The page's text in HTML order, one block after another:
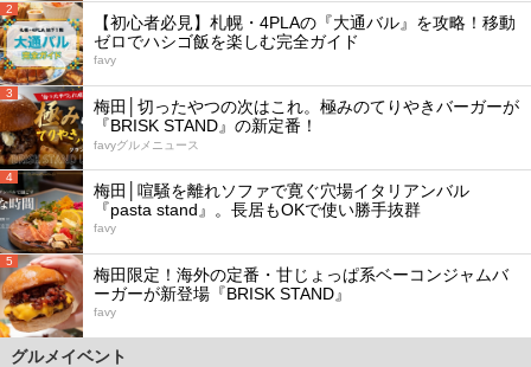
2
【初心者必見】札幌・4PLAの『大通バル』を攻略！移動
ゼロでハシゴ飯を楽しむ完全ガイド
favy
3
梅田│切ったやつの次はこれ。極みのてりやきバーガーが
『BRISK STAND』の新定番！
favyグルメニュース
4
梅田│喧騒を離れソファで寛ぐ穴場イタリアンバル
『pasta stand』。長居もOKで使い勝手抜群
favy
5
梅田限定！海外の定番・甘じょっぱ系ベーコンジャムバ
ーガーが新登場『BRISK STAND』
favy
グルメイベント